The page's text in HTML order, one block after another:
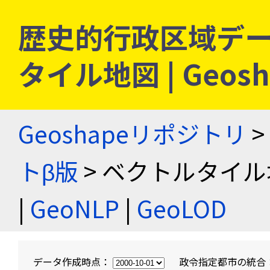
歴史的行政区域デ
タイル地図 |
Geoshapeリポジトリ >
トβ版 > ベクトルタイ
| GeoNLP | GeoLOD
データ作成時点： 政令指定都市の統